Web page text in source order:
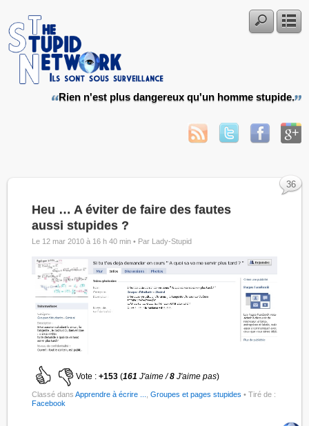
Rien n'est plus dangereux qu'un homme stupide.
Heu … A éviter de faire des fautes
aussi stupides ?
Le 12 mar 2010 à 16 h 40 min • Par Lady-Stupid
Vote :+153 (161J'aime /8 J'aime pas)
Classé dansApprendre à écrire ... ,Groupes et pages stupides
36
• Tiré de :
Facebook